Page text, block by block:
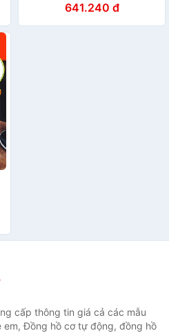
641.240 đ
cấp thông tin giá cả các mẫu
Đồng hồ cơ tự động, đồng hồ